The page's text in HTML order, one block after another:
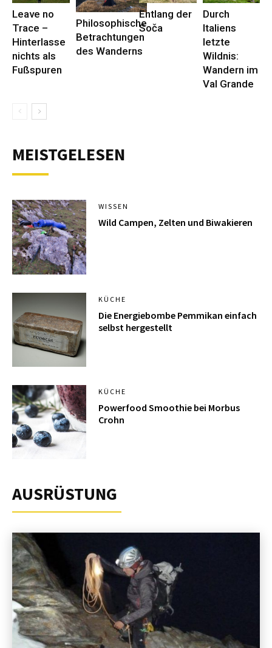
Leave no
Trace –
Hinterlasse
nichts als
Fußspuren
Philosophische
Betrachtungen
des Wanderns
Entlang der
Soča
Durch
Italiens
letzte
Wildnis:
Wandern im
Val Grande
MEISTGELESEN
WISSEN
Wild Campen, Zelten und Biwakieren
KÜCHE
Die Energiebombe Pemmikan einfach
selbst hergestellt
KÜCHE
Powerfood Smoothie bei Morbus
Crohn
AUSRÜSTUNG